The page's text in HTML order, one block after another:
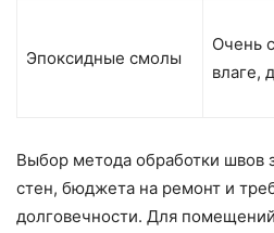
Эпоксидные смолы
Очень
влаге,
Выбор метода обработки швов
стен, бюджета на ремонт и
долговечности. Для